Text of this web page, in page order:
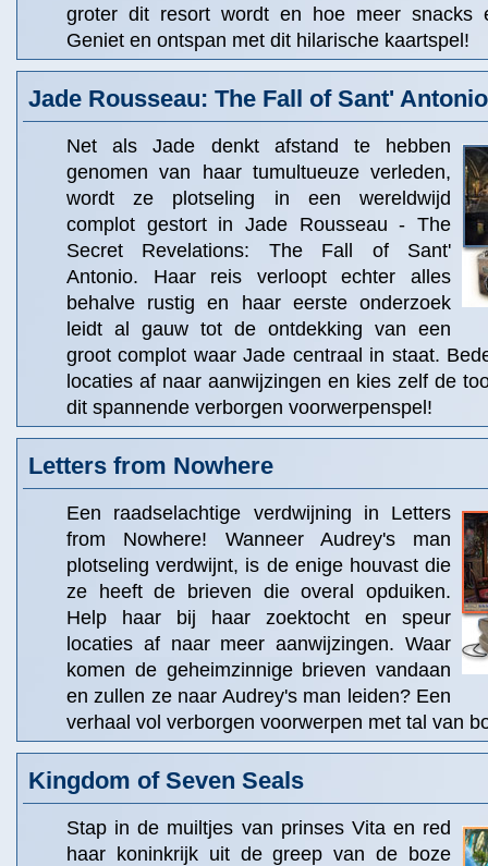
groter dit resort wordt en hoe meer snacks
Geniet en ontspan met dit hilarische kaartspel!
Jade Rousseau: The Fall of Sant' Antonio
Net als Jade denkt afstand te hebben
genomen van haar tumultueuze verleden,
wordt ze plotseling in een wereldwijd
complot gestort in Jade Rousseau - The
Secret Revelations: The Fall of Sant'
Antonio. Haar reis verloopt echter alles
behalve rustig en haar eerste onderzoek
leidt al gauw tot de ontdekking van een
groot complot waar Jade centraal in staat.
locaties af naar aanwijzingen en kies zelf de
dit spannende verborgen voorwerpenspel!
Letters from Nowhere
Een raadselachtige verdwijning in Letters
from Nowhere! Wanneer Audrey's man
plotseling verdwijnt, is de enige houvast die
ze heeft de brieven die overal opduiken.
Help haar bij haar zoektocht en speur
locaties af naar meer aanwijzingen. Waar
komen de geheimzinnige brieven vandaan
en zullen ze naar Audrey's man leiden? Een
verhaal vol verborgen voorwerpen met tal van
Kingdom of Seven Seals
Stap in de muiltjes van prinses Vita en red
haar koninkrijk uit de greep van de boze